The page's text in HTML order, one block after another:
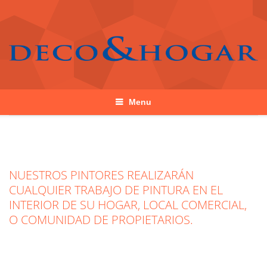
Menu
NUESTROS PINTORES REALIZARÁN
CUALQUIER TRABAJO DE PINTURA EN EL
INTERIOR DE SU HOGAR, LOCAL COMERCIAL,
O COMUNIDAD DE PROPIETARIOS.